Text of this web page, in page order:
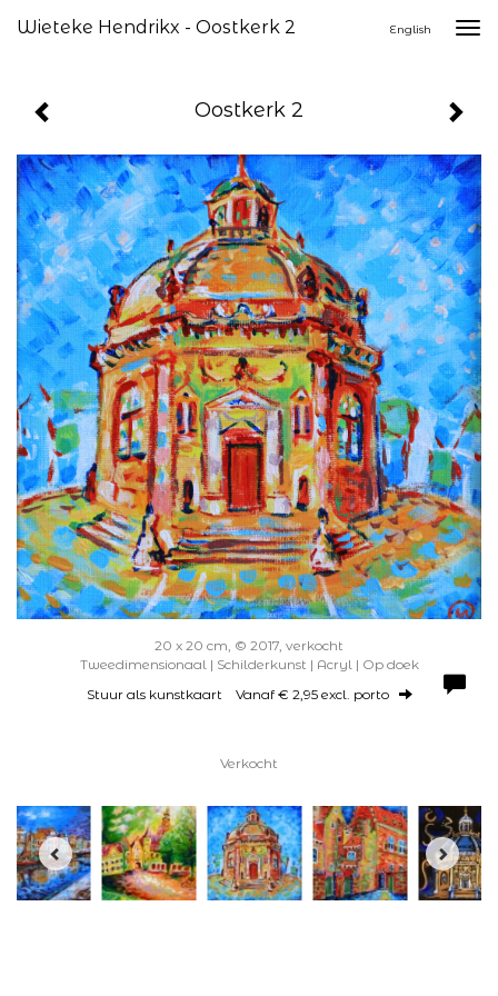
Wieteke Hendrikx - Oostkerk 2 English
Oostkerk 2
20 x 20 cm, © 2017, verkocht
Tweedimensionaal | Schilderkunst | Acryl | Op doek
Stuur als kunstkaart Vanaf € 2,95 excl. porto
Verkocht